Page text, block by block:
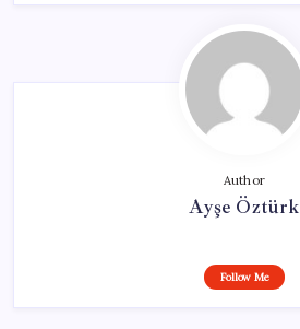
Author
Ayşe Öztürk
Follow Me